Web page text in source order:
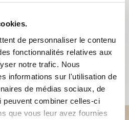
de personnaliser le contenu
fonctionnalités relatives aux
notre trafic. Nous
informations sur l'utilisation de
de médias sociaux, de
peuvent combiner celles-ci
que vous leur avez fournies